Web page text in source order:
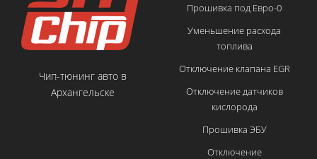
Чип-тюнинг авто в
Архангельске
Прошивка под Евро-0
Уменьшение расхода
топлива
Отключение клапана EGR
Отключение датчиков
кислорода
Прошивка ЭБУ
Отключение